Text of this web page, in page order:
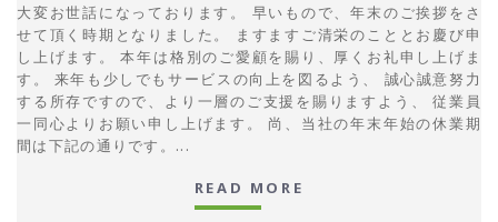
大変お世話になっております。 早いもので、年末のご挨拶をさ
せて頂く時期となりました。 ますますご清栄のこととお慶び申
し上げます。 本年は格別のご愛顧を賜り、厚くお礼申し上げま
す。 来年も少しでもサービスの向上を図るよう、 誠心誠意努力
する所存ですので、より一層のご支援を賜りますよう、 従業員
一同心よりお願い申し上げます。 尚、当社の年末年始の休業期
間は下記の通りです。...
READ MORE